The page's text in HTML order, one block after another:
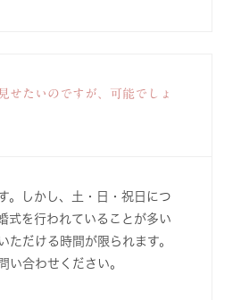
せたいのですが、可能でしょ
。しかし、土・日・祝日につ
式を行われていることが多い
ただける時間が限られます。
い合わせください。